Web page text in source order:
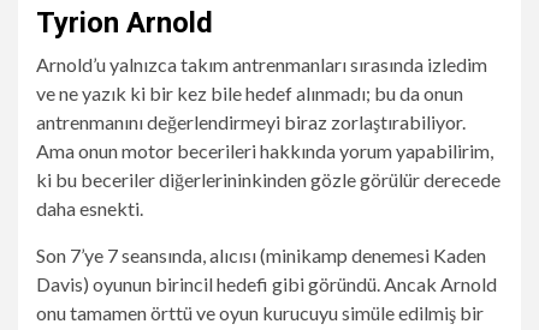
Tyrion Arnold
Arnold’u yalnızca takım antrenmanları sırasında izledim
ve ne yazık ki bir kez bile hedef alınmadı; bu da onun
antrenmanını değerlendirmeyi biraz zorlaştırabiliyor.
Ama onun motor becerileri hakkında yorum yapabilirim,
ki bu beceriler diğerlerininkinden gözle görülür derecede
daha esnekti.
Son 7’ye 7 seansında, alıcısı (minikamp denemesi Kaden
Davis) oyunun birincil hedefi gibi göründü. Ancak Arnold
onu tamamen örttü ve oyun kurucuyu simüle edilmiş bir